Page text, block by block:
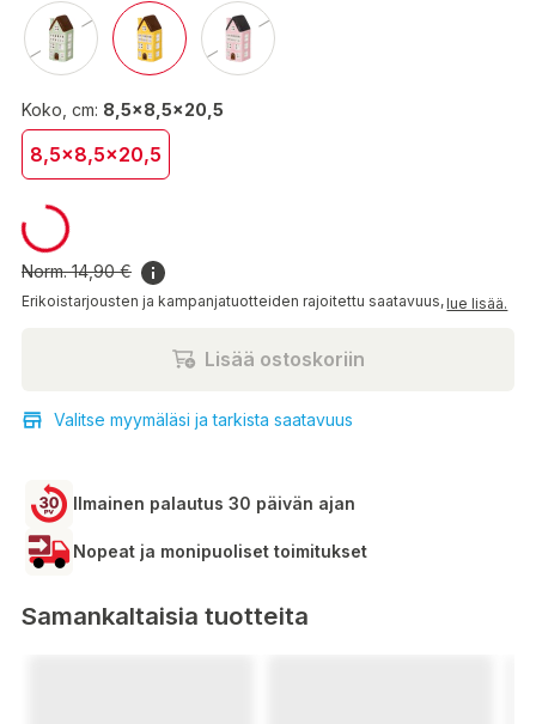
Koko, cm: 8,5x8,5x20,5
8,5x8,5x20,5
7,45 €
Norm.14,90 €
Erikoistarjousten ja kampanjatuotteiden rajoitettu saatavuus,lue lisää.
Lisää ostoskoriin
Valitse myymäläsi ja tarkista saatavuus
Ilmainen palautus 30 päivän ajan
Nopeat ja monipuoliset toimitukset
Samankaltaisia tuotteita